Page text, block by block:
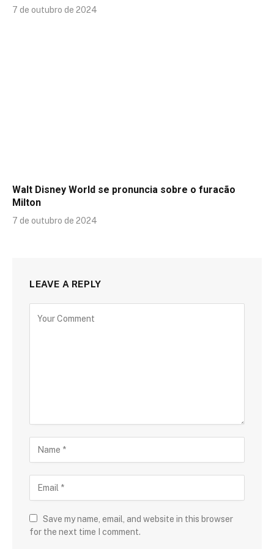
7 de outubro de 2024
Walt Disney World se pronuncia sobre o furacão
Milton
7 de outubro de 2024
LEAVE A REPLY
Save my name, email, and website in this browser
for the next time I comment.